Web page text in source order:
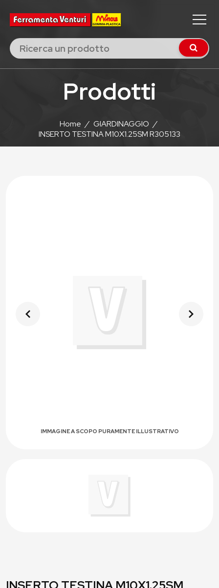
Prodotti
Home / GIARDINAGGIO /
INSERTO TESTINA M10X1.25SM R305133
IMMAGINE A SCOPO PURAMENTE ILLUSTRATIVO